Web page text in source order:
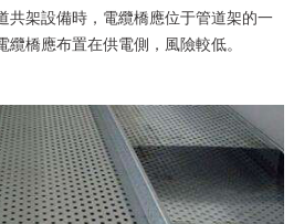
架設備時，電纜橋應位于管道架的一
橋應布置在供電側，風險較低。